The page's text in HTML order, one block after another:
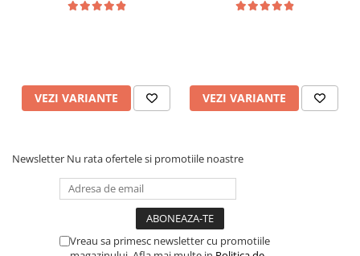
VEZI VARIANTE VEZI VARIANTE
Newsletter Nu rata ofertele si promotiile noastre
Vreau sa primesc newsletter cu promotiile